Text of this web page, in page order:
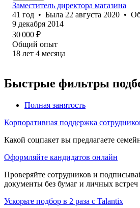
Заместитель директора магазина
41 год • Была 22 августа 2020 •
9 декабря 2014
30 000 ₽
Общий опыт
18 лет 4 месяца
Быстрые фильтры
Полная занятость
Корпоративная поддержка
Какой соцпакет вы предлагаете
Оформляйте кандидатов онлайн
Проверяйте сотрудников и
документы без бумаг и личных встреч
Ускорьте подбор в 2 раза с Talantix